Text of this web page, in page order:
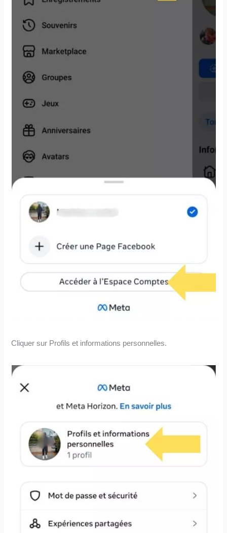
Cliquer sur Profils et informations personnelles.